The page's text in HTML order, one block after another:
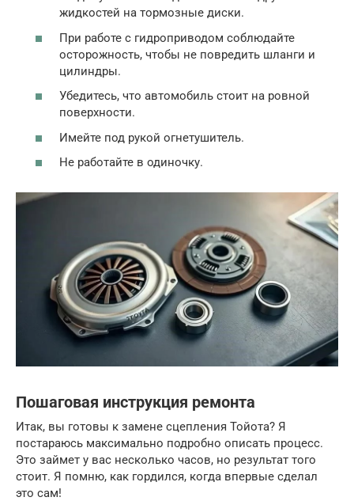
жидкостей на тормозные диски.
При работе с гидроприводом соблюдайте
осторожность, чтобы не повредить шланги и
цилиндры.
Убедитесь, что автомобиль стоит на ровной
поверхности.
Имейте под рукой огнетушитель.
Не работайте в одиночку.
Пошаговая инструкция ремонта
Итак, вы готовы к замене сцепления Тойота? Я
постараюсь максимально подробно описать процесс.
Это займет у вас несколько часов, но результат того
стоит. Я помню, как гордился, когда впервые сделал
это сам!